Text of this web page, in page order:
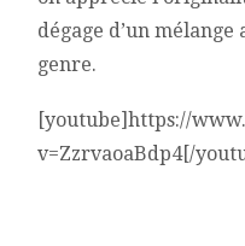
dégage d’un
genre.
[youtube]https://
v=ZzrvaoaBdp4[/